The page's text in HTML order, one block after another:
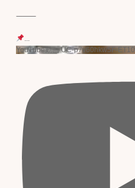
⸻
YouTube動画 UC-p7v60hkw5F-